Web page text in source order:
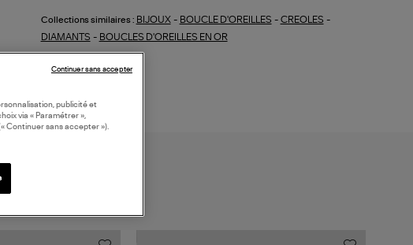
Collections similaires : BIJOUX- BOUCLE D'OREILLES - CREOLES -
DIAMANTS - BOUCLES D'OREILLES EN OR
publicité et
via « Paramétrer »,
Continuer sans accepter »).
Continuer sans accepter